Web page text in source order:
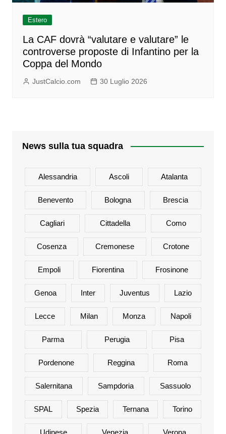
Estero
La CAF dovrà “valutare e valutare” le
controverse proposte di Infantino per la
Coppa del Mondo
JustCalcio.com 30 Luglio 2026
News sulla tua squadra
Alessandria Ascoli Atalanta
Benevento Bologna Brescia
Cagliari Cittadella Como
Cosenza Cremonese Crotone
Empoli Fiorentina Frosinone
Genoa Inter Juventus Lazio
Lecce Milan Monza Napoli
Parma Perugia Pisa
Pordenone Reggina Roma
Salernitana Sampdoria Sassuolo
SPAL Spezia Ternana Torino
Udinese Venezia Verona